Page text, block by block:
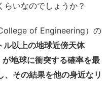
らいなのでしょうか？
of Engineering）の
以上の地球近傍天体
地球に衝突する確率を最
、その結果を他の身近なリ